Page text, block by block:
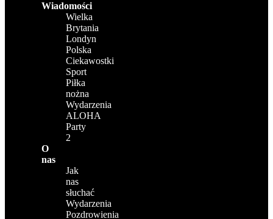
Wiadomości
Wielka
Brytania
Londyn
Polska
Ciekawostki
Sport
Piłka
nożna
Wydarzenia
ALOHA
Party
2
O
nas
Jak
nas
słuchać
Wydarzenia
Pozdrowienia